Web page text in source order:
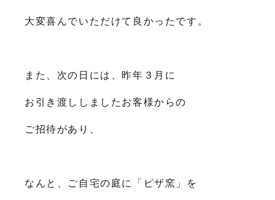
大変喜んでいただけて良かったです。
また、次の日には、昨年３月に
お引き渡ししましたお客様からの
ご招待があり、
なんと、ご自宅の庭に「ピザ窯」を